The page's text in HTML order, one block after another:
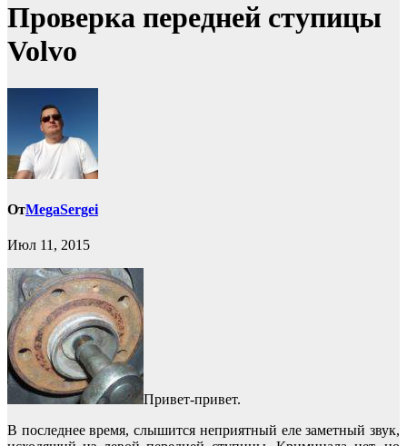
Проверка передней ступицы
Volvo
ОтMegaSergei
Июл 11, 2015
Привет-привет.
В последнее время, слышится неприятный еле заметный звук,